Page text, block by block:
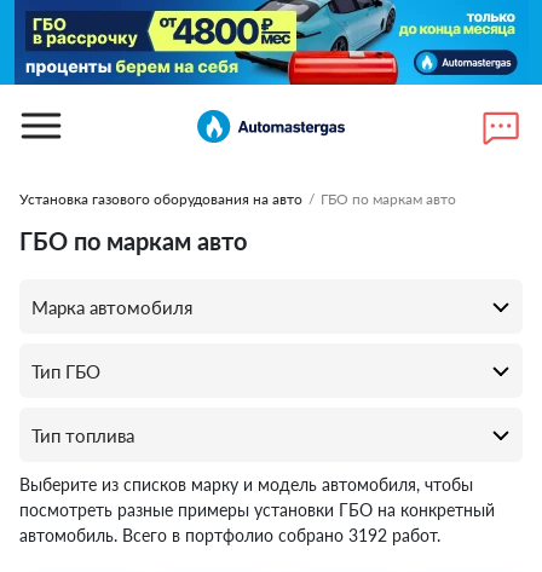
Установка газового оборудования на авто / ГБО по маркам авто
ГБО по маркам авто
Выберите из списков марку и модель автомобиля, чтобы
посмотреть разные примеры установки ГБО на конкретный
автомобиль. Всего в портфолио собрано 3192 работ.